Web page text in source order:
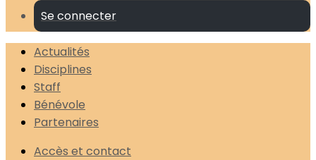
Se connecter
Actualités
Disciplines
Staff
Bénévole
Partenaires
Accès et contact